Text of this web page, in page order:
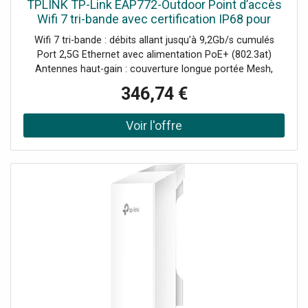
TPLINK TP-Link EAP772-Outdoor Point d’accès
Wifi 7 tri-bande avec certification IP68 pour
l'extérieur, longue portée et port 2,5G PoE+, idéal
pour profiter
Wifi 7 tri-bande : débits allant jusqu’à 9,2Gb/s cumulés
Port 2,5G Ethernet avec alimentation PoE+ (802.3at)
Antennes haut-gain : couverture longue portée Mesh,
roaming IA et optimisation automatique des canaux
Gestion Cloud / Omada SDN avec supervision multi-site
Sécurité avancée : WPA3, VLAN, portail captif, détection
rogue AP Spécial extérieur : protection IP68 contre la
pluie, la poussière et les températures extrêmes
346,74 €